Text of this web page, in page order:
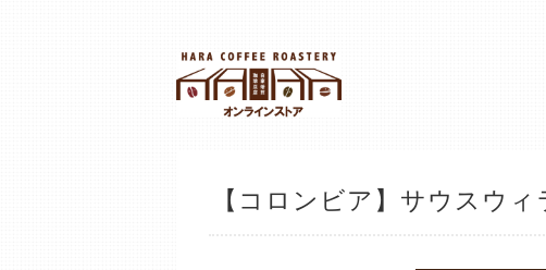
【コロンビア】サウスウィ